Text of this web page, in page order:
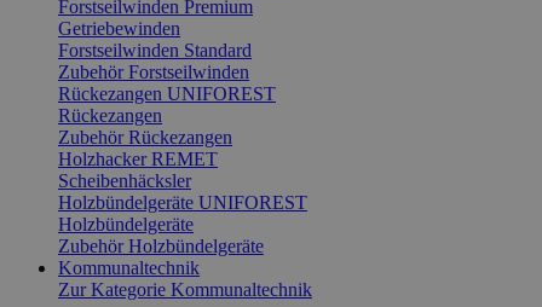
Forstseilwinden Premium
Getriebewinden
Forstseilwinden Standard
Zubehör Forstseilwinden
Rückezangen UNIFOREST
Rückezangen
Zubehör Rückezangen
Holzhacker REMET
Scheibenhäcksler
Holzbündelgeräte UNIFOREST
Holzbündelgeräte
Zubehör Holzbündelgeräte
Kommunaltechnik
Zur Kategorie Kommunaltechnik